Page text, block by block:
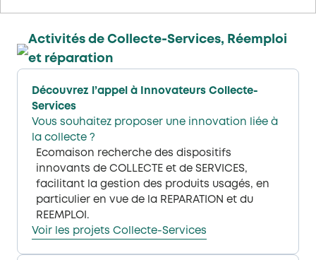
Activités de Collecte-Services, Réemploi
et réparation​
Découvrez l’appel à Innovateurs Collecte-
Services​
Vous souhaitez proposer une innovation liée à
la collecte ?
Ecomaison recherche des dispositifs
innovants de COLLECTE et de SERVICES,
facilitant la gestion des produits usagés, en
particulier en vue de la REPARATION et du
REEMPLOI. ​
Voir les projets Collecte-Services​​